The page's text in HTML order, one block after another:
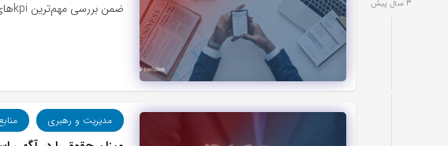
ضمن بررسی مهم‌ترین kpiهای سالانه حوزه منابع انسانی، مهم‌ترین هدف استراتژیک
مدیریت و رهبری